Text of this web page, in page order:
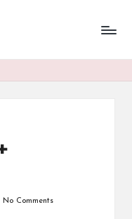
No Comments